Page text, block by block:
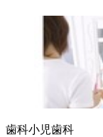
歯科小児歯科